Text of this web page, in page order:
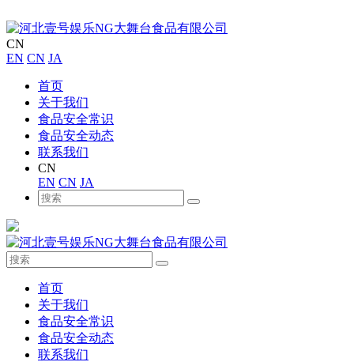
CN
EN CN JA
首页
关于我们
食品安全常识
食品安全动态
联系我们
CN
EN CN JA
首页
关于我们
食品安全常识
食品安全动态
联系我们